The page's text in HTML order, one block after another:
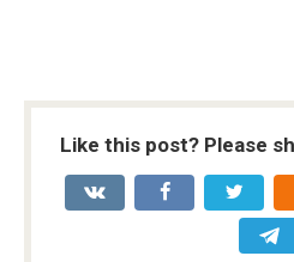
Like this post? Please